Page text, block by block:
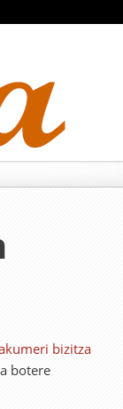
bizitza
botere